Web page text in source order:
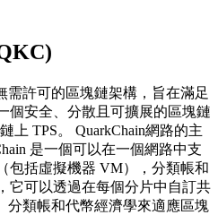
需許可的區塊鏈架構，旨在滿足
個安全、分散且可擴展的區塊鏈
上 TPS。 QuarkChain網路的主
是一個可以在一個網路中支
包括虛擬機器 VM），分類帳和
它可以透過在每個分片中自訂共
分類帳和代幣經濟學來適應區塊